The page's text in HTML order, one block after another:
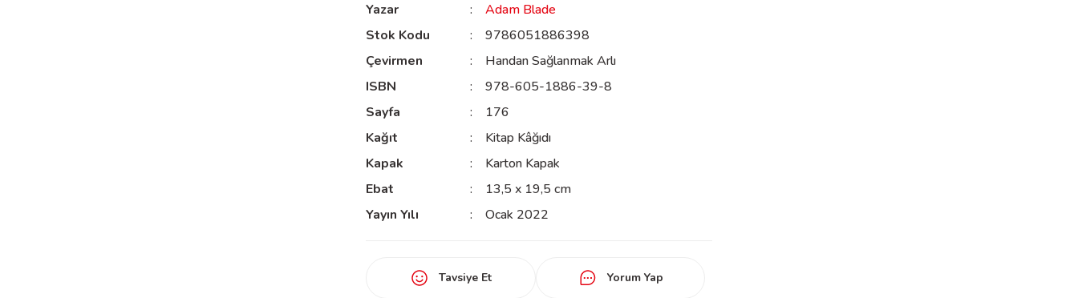
Yazar
Adam Blade
Stok Kodu
9786051886398
Çevirmen
Handan Sağlanmak Arlı
ISBN
978-605-1886-39-8
Sayfa
176
Kağıt
Kitap Kâğıdı
Kapak
Karton Kapak
Ebat
13,5 x 19,5 cm
Yayın Yılı
Ocak 2022
Tavsiye Et Yorum Yap